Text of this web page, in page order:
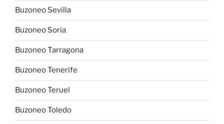
Buzoneo Sevilla
Buzoneo Soria
Buzoneo Tarragona
Buzoneo Tenerife
Buzoneo Teruel
Buzoneo Toledo